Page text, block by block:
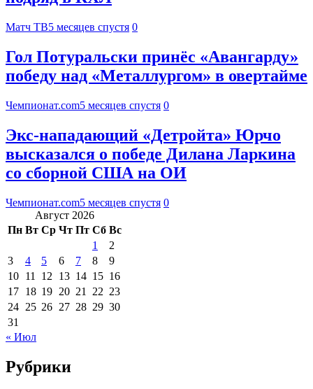
Матч ТВ5 месяцев спустя 0
Гол Потуральски принёс «Авангарду»
победу над «Металлургом» в овертайме
Чемпионат.com5 месяцев спустя 0
Экс-нападающий «Детройта» Юрчо
высказался о победе Дилана Ларкина
со сборной США на ОИ
Чемпионат.com5 месяцев спустя 0
Август 2026
Пн Вт Ср Чт Пт Сб Вс
1
2
3
4 5 6 7 8
9
10 11 12 13 14 15 16
17 18 19 20 21 22 23
24 25 26 27 28 29 30
31
« Июл
Рубрики